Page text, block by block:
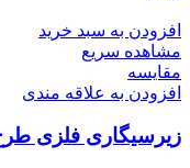
افزودن به سبد خرید
مشاهده سریع
مقایسه
افزودن به علاقه مندی
زیرسیگاری فلزی